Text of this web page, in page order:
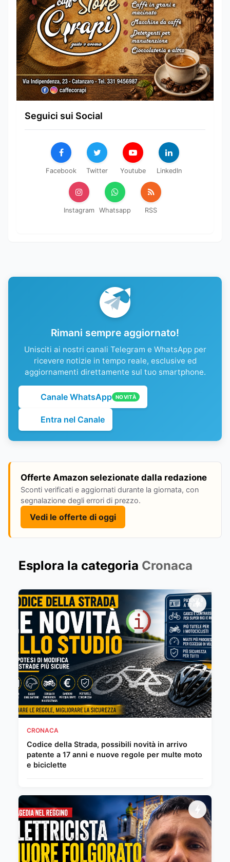
Seguici sui Social
Facebook Twitter Youtube LinkedIn
Instagram Whatsapp RSS
Rimani sempre aggiornato!
Unisciti ai nostri canali Telegram e WhatsApp per
ricevere notizie in tempo reale, esclusive ed
aggiornamenti direttamente sul tuo smartphone.
Canale WhatsApp NOVITÀ
Entra nel Canale
Offerte Amazon selezionate dalla redazione
Sconti verificati e aggiornati durante la giornata, con
segnalazione degli errori di prezzo.
Vedi le offerte di oggi
Esplora la categoria Cronaca
CRONACA
Codice della Strada, possibili novità in arrivo
patente a 17 anni e nuove regole per multe moto
e biciclette